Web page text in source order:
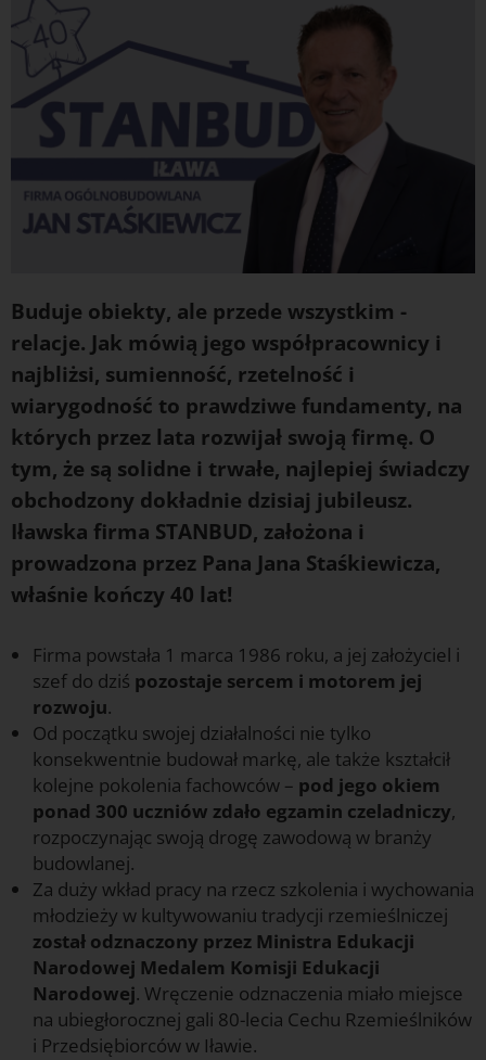
Buduje obiekty, ale przede wszystkim -
relacje. Jak mówią jego współpracownicy i
najbliżsi, sumienność, rzetelność i
wiarygodność to prawdziwe fundamenty, na
których przez lata rozwijał swoją firmę. O
tym, że są solidne i trwałe, najlepiej świadczy
obchodzony dokładnie dzisiaj jubileusz.
Iławska firma STANBUD, założona i
prowadzona przez Pana Jana Staśkiewicza,
właśnie kończy 40 lat!
Firma powstała 1 marca 1986 roku, a jej założyciel i
szef do dziś pozostaje sercem i motorem jej
rozwoju.
Od początku swojej działalności nie tylko
konsekwentnie budował markę, ale także kształcił
kolejne pokolenia fachowców – pod jego okiem
ponad 300 uczniów zdało egzamin czeladniczy,
rozpoczynając swoją drogę zawodową w branży
budowlanej.
Za duży wkład pracy na rzecz szkolenia i wychowania
młodzieży w kultywowaniu tradycji rzemieślniczej
został odznaczony przez Ministra Edukacji
Narodowej Medalem Komisji Edukacji
Narodowej. Wręczenie odznaczenia miało miejsce
na ubiegłorocznej gali 80-lecia Cechu Rzemieślników
i Przedsiębiorców w Iławie.